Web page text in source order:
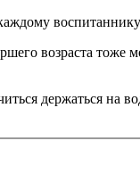
возраста тоже
держаться на